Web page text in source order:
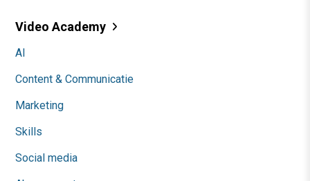
Video Academy
AI
Content & Communicatie
Marketing
Skills
Social media